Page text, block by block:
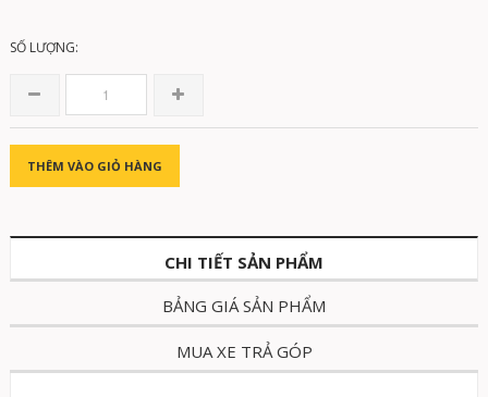
SỐ LƯỢNG:
THÊM VÀO GIỎ HÀNG
CHI TIẾT SẢN PHẨM
BẢNG GIÁ SẢN PHẨM
MUA XE TRẢ GÓP